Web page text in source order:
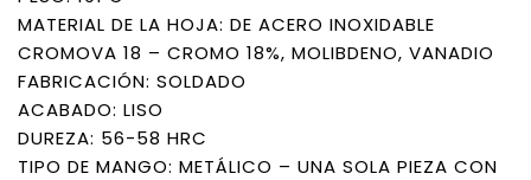
MATERIAL DE LA HOJA: DE ACERO INOXIDABLE
CROMOVA 18 – CROMO 18%, MOLIBDENO, VANADIO
FABRICACIÓN: SOLDADO
ACABADO: LISO
DUREZA: 56-58 HRC
TIPO DE MANGO: METÁLICO – UNA SOLA PIEZA CON